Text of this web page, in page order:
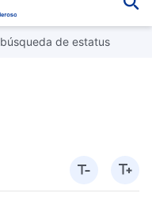
de estatus